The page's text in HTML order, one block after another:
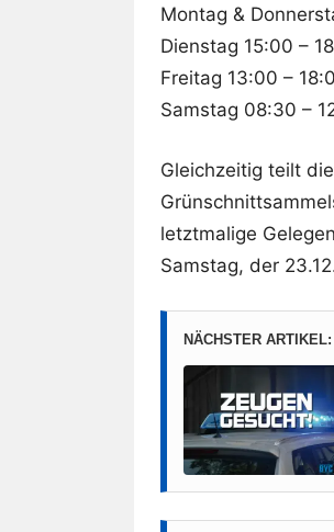
Montag &
Dienstag 15:00 –
Freitag 13:00 –
Samstag 08:30 –
Gleichzeitig teilt
letztmalige
Samstag, der
NÄCHSTER ARTIKEL: